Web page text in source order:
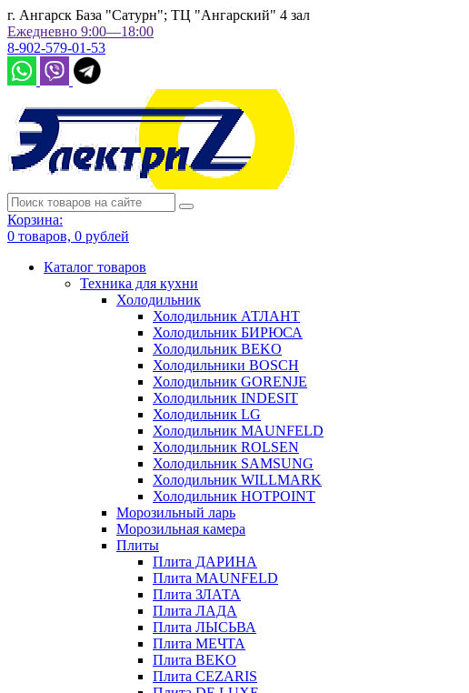
г. Ангарск База "Сатурн"; ТЦ "Ангарский" 4 зал
Ежедневно 9:00—18:00
8-902-579-01-53
Корзина:
0 товаров, 0 рублей
Каталог товаров
Техника для кухни
Холодильник
Холодильник АТЛАНТ
Холодильник БИРЮСА
Холодильник BEKO
Холодильники BOSCH
Холодильник GORENJE
Холодильник INDESIT
Холодильник LG
Холодильник MAUNFELD
Холодильник ROLSEN
Холодильник SAMSUNG
Холодильник WILLMARK
Холодильник HOTPOINT
Морозильный ларь
Морозильная камера
Плиты
Плита ДАРИНА
Плита MAUNFELD
Плита ЗЛАТА
Плита ЛАДА
Плита ЛЫСЬВА
Плита МЕЧТА
Плита BEKO
Плита CEZARIS